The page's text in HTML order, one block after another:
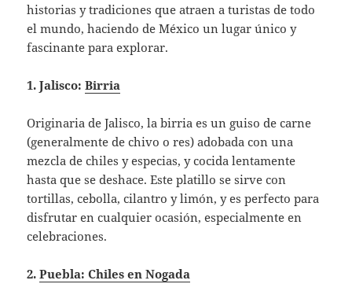
historias y tradiciones que atraen a turistas de todo
el mundo, haciendo de México un lugar único y
fascinante para explorar.
1. Jalisco:Birria
Originaria de Jalisco, la birria es un guiso de carne
(generalmente de chivo o res) adobada con una
mezcla de chiles y especias, y cocida lentamente
hasta que se deshace. Este platillo se sirve con
tortillas, cebolla, cilantro y limón, y es perfecto para
disfrutar en cualquier ocasión, especialmente en
celebraciones.
2.Puebla: Chiles en Nogada